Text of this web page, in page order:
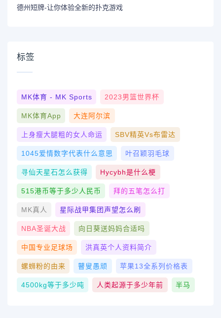
德州短牌-让你体验全新的扑克游戏
标签
MK体育 - MK Sports 2023男篮世界杯
MK体育App 大连阿尔滨
上身瘦大腿粗的女人命运 SBV精英vs布雷达
1045爱情数字代表什么意思 叶召颖羽毛球
寻仙天星石怎么获得 Hycybh是什么梗
515港币等于多少人民币 拜的五笔怎么打
MK真人 星际战甲集团声望怎么刷
NBA圣诞大战 向日葵送妈妈合适吗
中国专业足球场 洪真英个人资料简介
螺蛳粉的由来 瞽叟愚顽 苹果13全系列价格表
4500kg等于多少吨 人类起源于多少年前 半马